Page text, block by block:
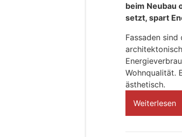
beim Neubau
setzt, spart
Fassaden
Wohnqualität.
ästhetisch.
Weiterlesen